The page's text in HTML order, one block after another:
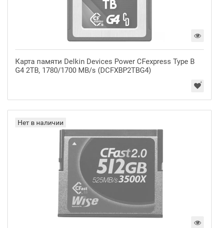
Карта памяти Delkin Devices Power CFexpress Type B
G4 2TB, 1780/1700 MB/s (DCFXBP2TBG4)
Нет в наличии